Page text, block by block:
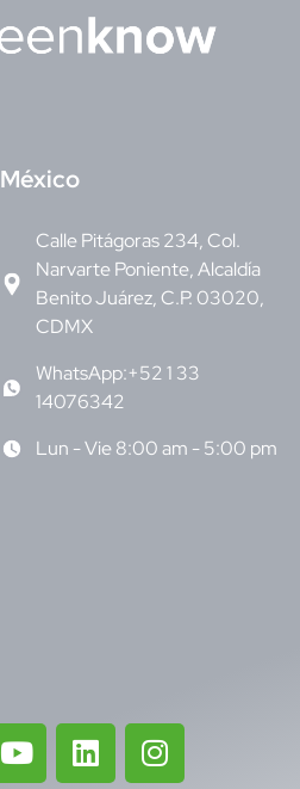
México
Calle Pitágoras 234, Col.
Narvarte Poniente, Alcaldía
Benito Juárez, C.P. 03020,
CDMX
WhatsApp:+52 1 33
14076342
Lun - Vie 8:00 am - 5:00 pm